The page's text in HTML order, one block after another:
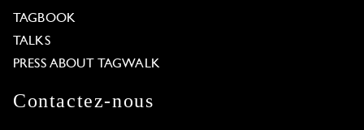
TAGBOOK
TALKS
PRESS ABOUT TAGWALK
Contactez-nous